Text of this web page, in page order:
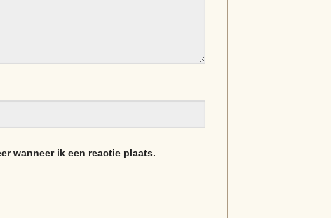
wanneer ik een reactie plaats.